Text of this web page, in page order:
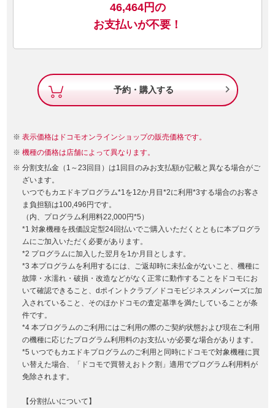
46,464円の
お支払いが不要！
予約・購入する 
表示価格はドコモオンラインショップの販売価格です。
機種の価格は店舗によって異なります。
分割支払金（1～23回目）は1回目のみお支払額が記載と異なる場合がご
ざいます。
いつでもカエドキプログラム*1を12か月目*2に利用*3する場合のお客さ
ま負担額は100,496円です。
（内、プログラム利用料22,000円*5）
*1 対象機種を残価設定型24回払いでご購入いただくとともに本プログラ
ムにご加入いただく必要があります。
*2 プログラムに加入した翌月を1か月目とします。
*3 本プログラムを利用するには、ご返却時に未払金がないこと、機種に
故障・水濡れ・破損・改造などがなく正常に動作することをドコモにお
いて確認できること、dポイントクラブ／ドコモビジネスメンバーズに加
入されていること、そのほかドコモの査定基準を満たしていることが条
件です。
*4 本プログラムのご利用にはご利用の際のご契約状態および現在ご利用
の機種に応じたプログラム利用料のお支払いが必要な場合があります。
*5 いつでもカエドキプログラムのご利用と同時にドコモで対象機種に買
い替えた場合、「ドコモで買替えおトク割」適用でプログラム利用料が
免除されます。
【分割払いについて】